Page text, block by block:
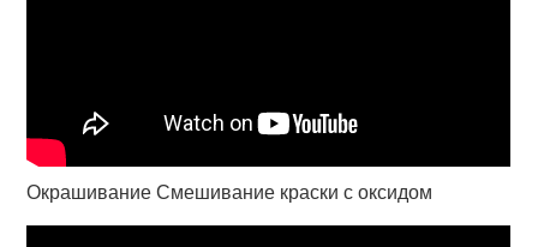
Окрашивание Смешивание краски с оксидом